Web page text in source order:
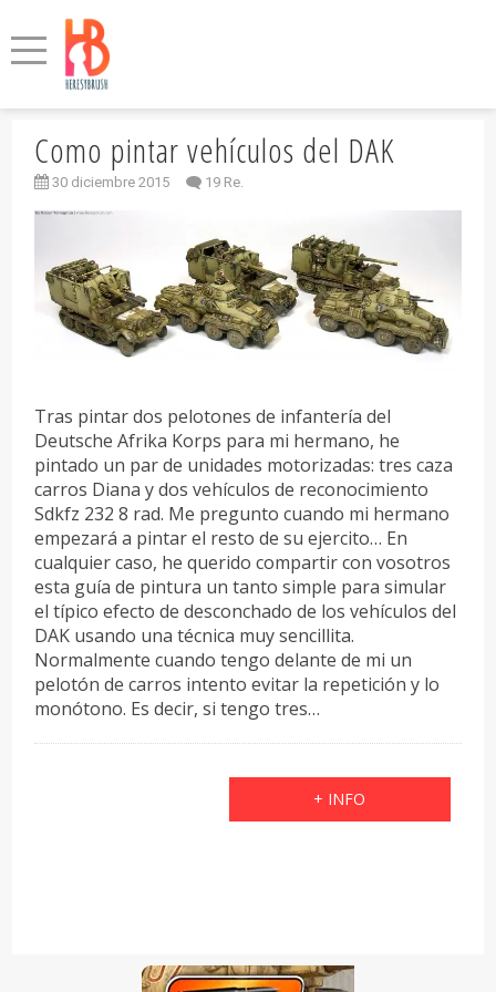
Como pintar vehículos del DAK
30 diciembre 2015 19 Re.
Tras pintar dos pelotones de infantería del
Deutsche Afrika Korps para mi hermano, he
pintado un par de unidades motorizadas: tres caza
carros Diana y dos vehículos de reconocimiento
Sdkfz 232 8 rad. Me pregunto cuando mi hermano
empezará a pintar el resto de su ejercito… En
cualquier caso, he querido compartir con vosotros
esta guía de pintura un tanto simple para simular
el típico efecto de desconchado de los vehículos del
DAK usando una técnica muy sencillita.
Normalmente cuando tengo delante de mi un
pelotón de carros intento evitar la repetición y lo
monótono. Es decir, si tengo tres…
+ INFO